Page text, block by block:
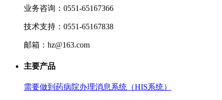
业务咨询：0551-65167366
技术支持：0551-65167838
邮箱：hz@163.com
主要产品
需要做到药病院办理消息系统（HIS系统）